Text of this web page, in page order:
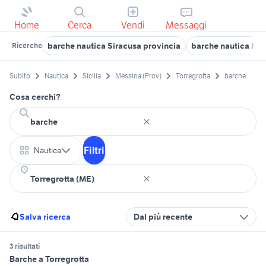
Home Cerca Vendi Messaggi
Ricerche barche nautica Siracusa provincia barche nautica
Subito Nautica Sicilia Messina (Prov) Torregrotta barche
Cosa cerchi?
Nautica Filtri
Salva ricerca Dal più recente
3 risultati
Barche a Torregrotta